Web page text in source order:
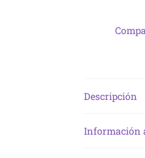
Descripción
Información